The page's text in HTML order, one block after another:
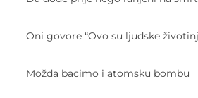
Oni govore “Ovo su ljudske
Možda bacimo i atomsku bombu